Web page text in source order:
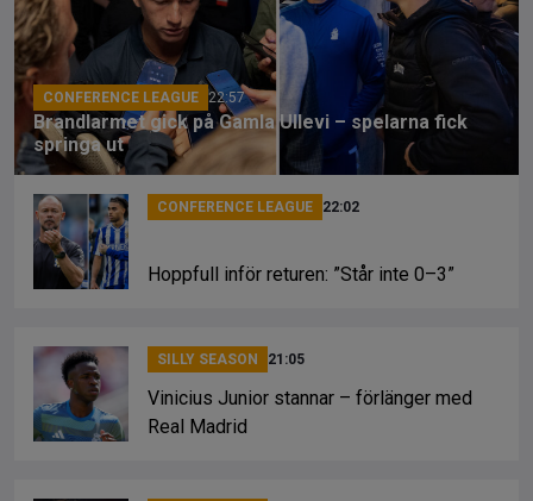
o
k
s
k
CONFERENCE LEAGUE 22:57
Brandlarmet gick på Gamla Ullevi – spelarna fick
springa ut
CONFERENCE LEAGUE 22:02
Hoppfull inför returen: ”Står inte 0–3”
SILLY SEASON 21:05
Vinicius Junior stannar – förlänger med
Real Madrid